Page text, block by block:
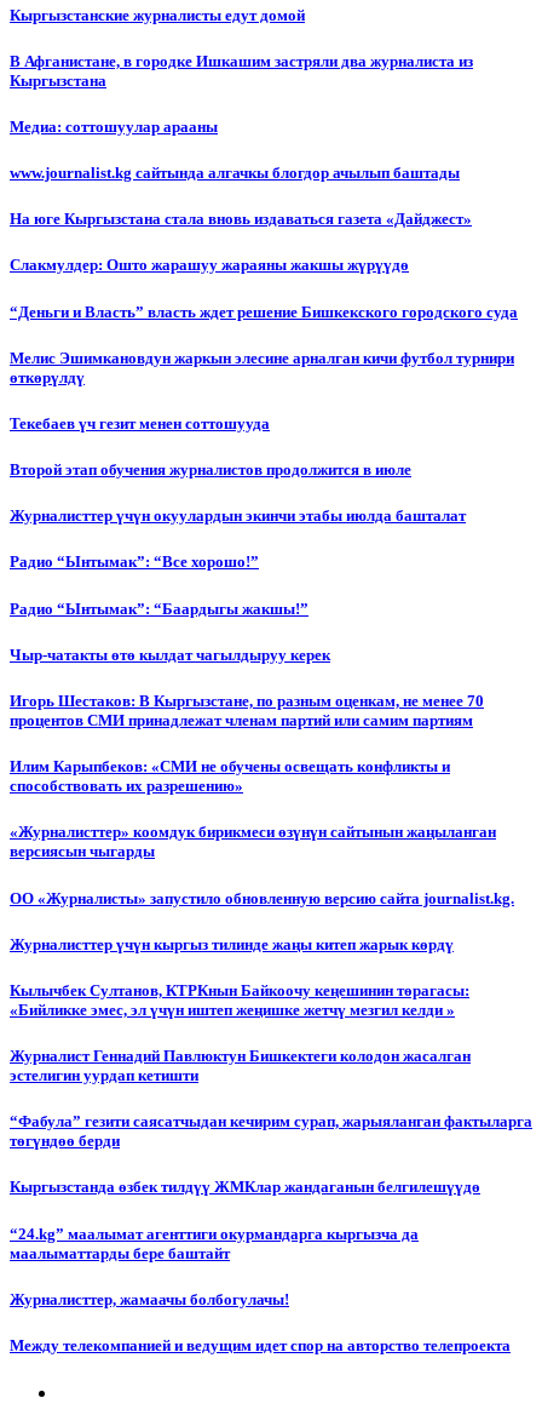
Кыргызстанские журналисты едут домой
В Афганистане, в городке Ишкашим застряли два журналиста из
Кыргызстана
Медиа: соттошуулар арааны
www.journalist.kg сайтында алгачкы блогдор ачылып баштады
На юге Кыргызстана стала вновь издаваться газета «Дайджест»
Слакмулдер: Ошто жарашуу жараяны жакшы жүрүүдө
“Деньги и Власть” власть ждет решение Бишкекского городского суда
Мелис Эшимкановдун жаркын элесине арналган кичи футбол турнири
өткөрүлдү
Текебаев үч гезит менен соттошууда
Второй этап обучения журналистов продолжится в июле
Журналисттер үчүн окуулардын экинчи этабы июлда башталат
Радио “Ынтымак”: “Все хорошо!”
Радио “Ынтымак”: “Баардыгы жакшы!”
Чыр-чатакты өтө кылдат чагылдыруу керек
Игорь Шестаков: В Кыргызстане, по разным оценкам, не менее 70
процентов СМИ принадлежат членам партий или самим партиям
Илим Карыпбеков: «СМИ не обучены освещать конфликты и
способствовать их разрешению»
«Журналисттер» коомдук бирикмеси өзүнүн сайтынын жаңыланган
версиясын чыгарды
ОО «Журналисты» запустило обновленную версию сайта journalist.kg.
Журналисттер үчүн кыргыз тилинде жаңы китеп жарык көрдү
Кылычбек Султанов, КТРКнын Байкоочу кеңешинин төрагасы:
«Бийликке эмес, эл үчүн иштеп жеңишке жетчү мезгил келди »
Журналист Геннадий Павлюктун Бишкектеги колодон жасалган
эстелигин уурдап кетишти
“Фабула” гезити саясатчыдан кечирим сурап, жарыяланган фактыларга
төгүндөө берди
Кыргызстанда өзбек тилдүү ЖМКлар жандаганын белгилешүүдө
“24.kg” маалымат агенттиги окурмандарга кыргызча да
маалыматтарды бере баштайт
Журналисттер, жамаачы болбогулачы!
Между телекомпанией и ведущим идет спор на авторство телепроекта